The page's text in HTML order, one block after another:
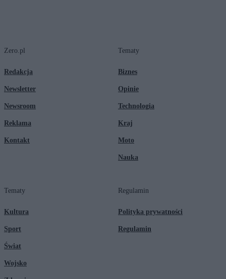
Zero.pl
Redakcja
Newsletter
Newsroom
Reklama
Kontakt
Tematy
Biznes
Opinie
Technologia
Kraj
Moto
Nauka
Tematy
Kultura
Sport
Świat
Wojsko
Regulamin
Polityka prywatności
Regulamin